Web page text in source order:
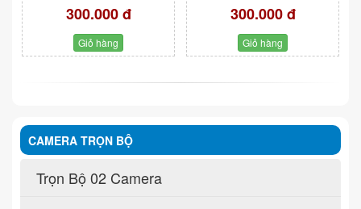
300.000 đ
Giỏ hàng
300.000 đ
Giỏ hàng
CAMERA TRỌN BỘ
Trọn Bộ 02 Camera